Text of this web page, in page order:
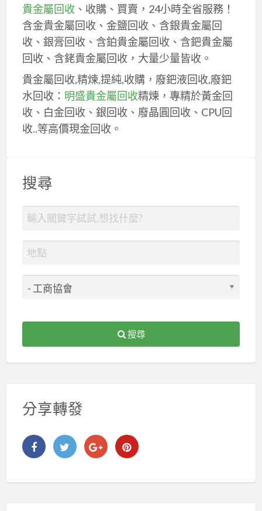
貴金屬回收、收購、買賣，24小時全省服務！
含金貴金屬回收、金鹽回收、含銀貴金屬回
收、銀膏回收、含鉑貴金屬回收、含鈀貴金屬
回收、含銠貴金屬回收，大量少量皆收。
貴金屬回收,精煉,提純,收購，廢鈀液回收,廢鈀
水回收： 明盛貴金屬回收精煉，專精於黃金回
收、白金回收、銀回收、廢晶圓回收、CPU回
收..等高價現金回收。
搜尋
搜尋
分享轉發